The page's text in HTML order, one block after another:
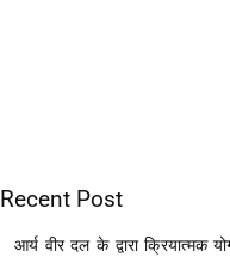
Recent Post
आर्य वीर दल के द्वारा क्रियात्मक